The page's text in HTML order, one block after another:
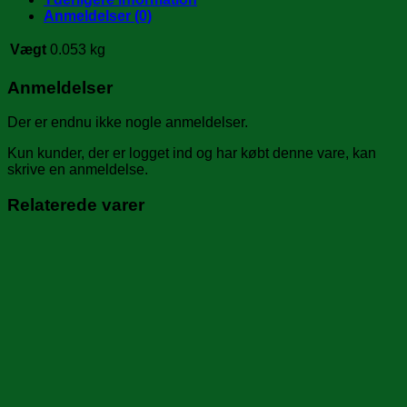
-
0,2
L
antal
Anmeldelser (0)
Vægt 0.053 kg
Anmeldelser
Der er endnu ikke nogle anmeldelser.
Kun kunder, der er logget ind og har købt denne vare, kan
skrive en anmeldelse.
Relaterede varer